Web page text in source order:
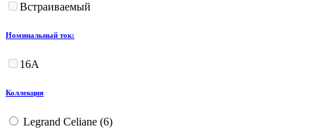
Встраиваемый
Номинальный ток:
16А
Коллекция
Legrand Celiane (6)